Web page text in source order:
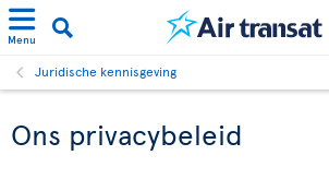
Menu
Juridische kennisgeving
Ons privacybeleid